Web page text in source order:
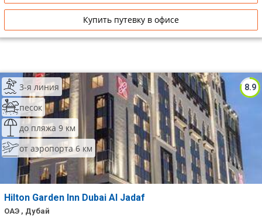
Купить путевку в офисе
8.9
3-я линия
песок
до пляжа 9 км
от аэропорта 6 км
Hilton Garden Inn Dubai Al Jadaf
ОАЭ , Дубай